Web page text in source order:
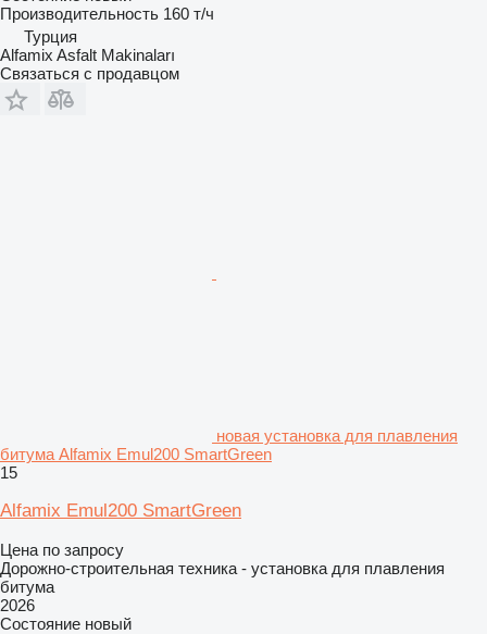
Производительность 160 т/ч
Турция
Alfamix Asfalt Makinaları
Связаться с продавцом
новая установка для плавления
битума Alfamix Emul200 SmartGreen
15
Alfamix Emul200 SmartGreen
Цена по запросу
Дорожно-строительная техника - установка для плавления
битума
2026
Состояние новый